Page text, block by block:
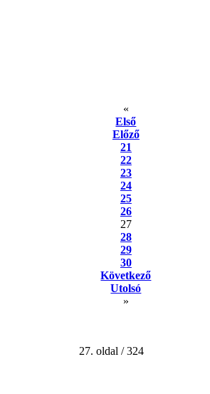
«
Első
Előző
21
22
23
24
25
26
27
28
29
30
Következő
Utolsó
»
27. oldal / 324